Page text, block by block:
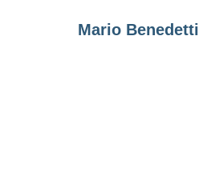
Mario Benedetti